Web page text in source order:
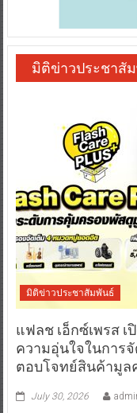
มิติข่าวประชาสั
มิติข่าวประชาสัมพันธ์
แฟลช เอ็กซ์เพรส เ
ความอุ่นใจในการ
ตอบโจทย์สินค้ามูล
July 30, 2026